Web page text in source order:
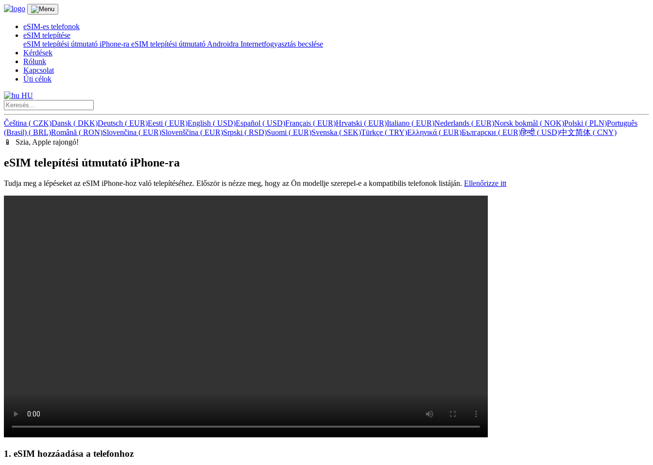
eSIM-es telefonok
eSIM telepítése
eSIM telepítési útmutató iPhone-ra eSIM telepítési útmutató Androidra Internetfogyasztás becslése
Kérdések
Rólunk
Kapcsolat
Úti célok
HU
Čeština ( CZK)Dansk ( DKK)Deutsch ( EUR)Eesti ( EUR)English ( USD)Español ( USD)Français ( EUR)Hrvatski ( EUR)Italiano ( EUR)Nederlands ( EUR)Norsk bokmål ( NOK)Polski ( PLN)Português
(Brasil) ( BRL)Română ( RON)Slovenčina ( EUR)Slovenščina ( EUR)Srpski ( RSD)Suomi ( EUR)Svenska ( SEK)Türkçe ( TRY)Ελληνικά ( EUR)Български ( EUR)हिन्दी ( USD)中文简体 ( CNY)
📱️ Szia, Apple rajongó!
eSIM telepítési útmutató iPhone-ra
Tudja meg a lépéseket az eSIM iPhone-hoz való telepítéséhez. Először is nézze meg, hogy az Ön modellje szerepel-e a kompatibilis telefonok listáján. Ellenőrizze itt
1. eSIM hozzáadása a telefonhoz